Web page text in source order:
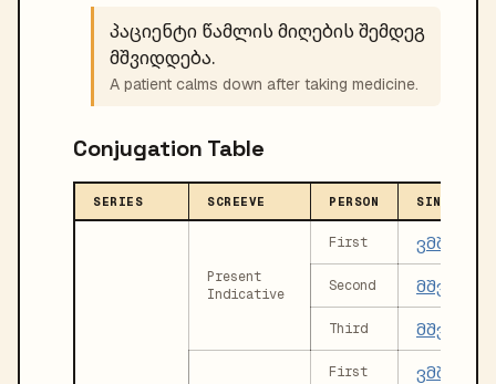
პაციენტი წამლის მიღების შემდეგ
მშვიდდება.
A patient calms down after taking medicine.
Conjugation Table
SERIES SCREEVE PERSON SINGULAR
Present
Indicative
First
Second
Third
First